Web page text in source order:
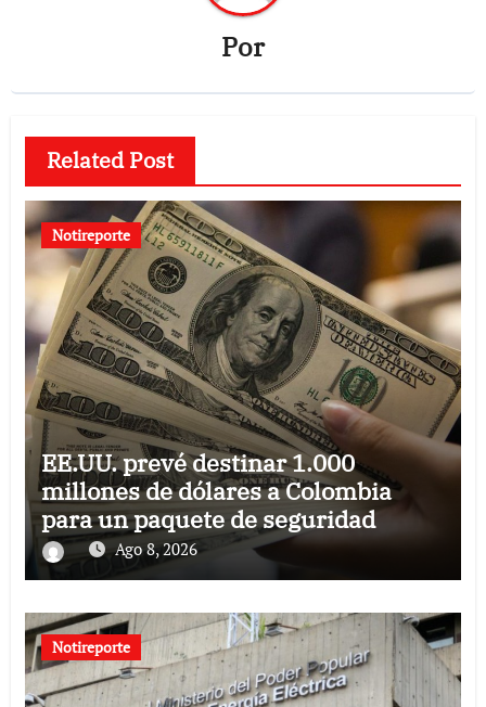
Por
Related Post
Notireporte
EE.UU. prevé destinar 1.000
millones de dólares a Colombia
para un paquete de seguridad
Ago 8, 2026
Notireporte